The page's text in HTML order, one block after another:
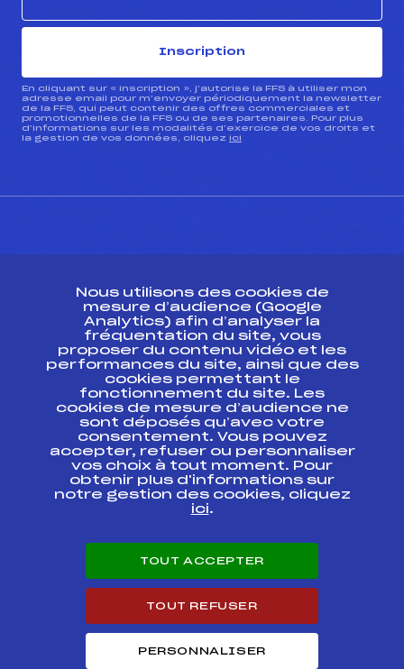
Inscription
En cliquant sur « inscription », j’autorise la FFS à utiliser mon
adresse email pour m’envoyer périodiquement la newsletter
de la FFS, qui peut contenir des offres commerciales et
promotionnelles de la FFS ou de ses partenaires. Pour plus
d’informations sur les modalités d’exercice de vos droits et
la gestion de vos données, cliquez ici
ESPACE PRESSE
Ressources
Pass’Neige
Projet sportif fédéral
Projet de performance fédéral
Antidopage
Pôle Développement, Formation, Suivi
Scientifique
Listes ministérielles
Pôle vie de l’athlète
Carrières
Nous utilisons des cookies de
mesure d’audience (Google
Analytics) afin d’analyser la
fréquentation du site, vous
proposer du contenu vidéo et les
performances du site, ainsi que des
cookies permettant le
fonctionnement du site. Les
cookies de mesure d’audience ne
sont déposés qu’avec votre
consentement. Vous pouvez
accepter, refuser ou personnaliser
vos choix à tout moment. Pour
obtenir plus d'informations sur
notre gestion des cookies, cliquez
ici.
TOUT ACCEPTER
TOUT REFUSER
PERSONNALISER